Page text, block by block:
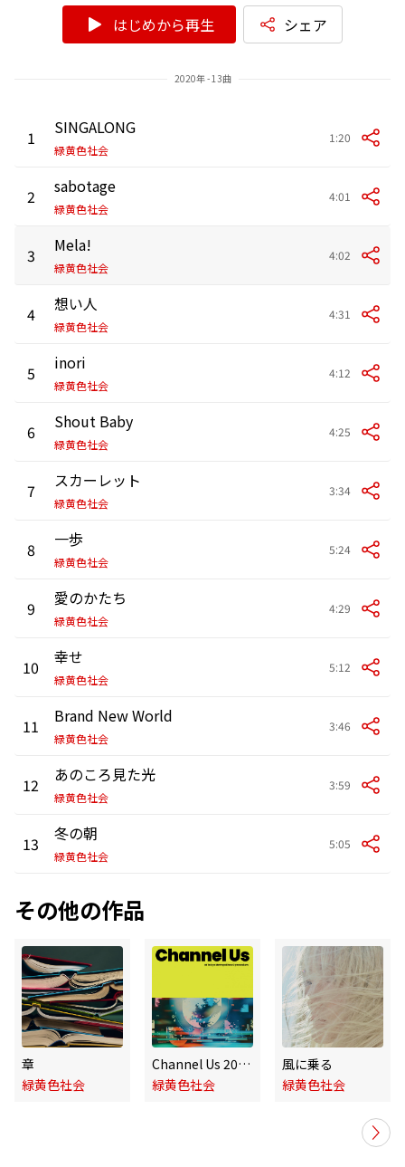
はじめから再生 シェア
2020年 - 13曲
1 SINGALONG
緑黄色社会
1:20
2 sabotage
緑黄色社会
4:01
3 Mela!
緑黄色社会
4:02
4 想い人
緑黄色社会
4:31
5 inori
緑黄色社会
4:12
6 Shout Baby
緑黄色社会
4:25
7 スカーレット
緑黄色社会
3:34
8 一歩
緑黄色社会
5:24
9 愛のかたち
緑黄色社会
4:29
10 幸せ
緑黄色社会
5:12
11 Brand New World
緑黄色社会
3:46
12 あのころ見た光
緑黄色社会
3:59
13 冬の朝
緑黄色社会
5:05
その他の作品
章
緑黄色社会
Channel Us 2025 Live at 東京体育館
緑黄色社会
風に乗る
緑黄色社会